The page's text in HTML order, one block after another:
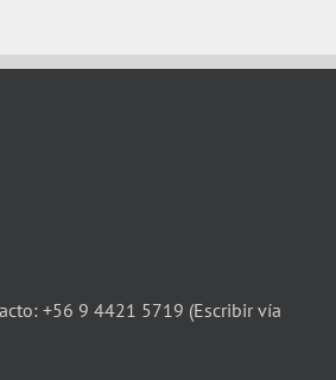
+56 9 4421 5719 (Escribir vía